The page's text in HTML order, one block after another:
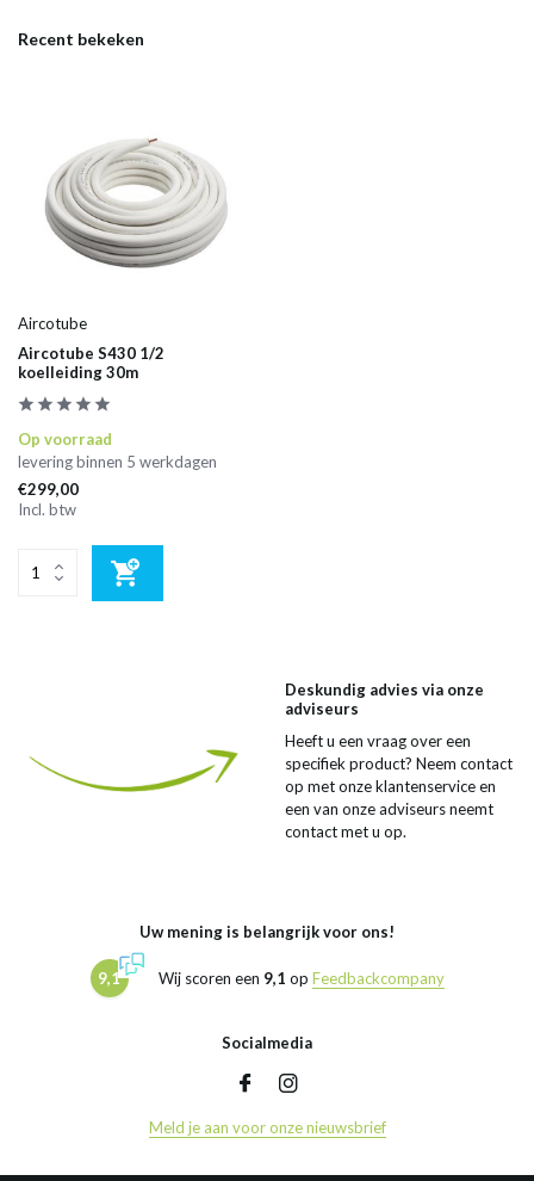
Recent bekeken
Aircotube
Aircotube S430 1/2
koelleiding 30m
Op voorraad
levering binnen 5 werkdagen
€299,00
Incl. btw
Deskundig advies via onze
adviseurs
Heeft u een vraag over een
specifiek product? Neem contact
op met onze klantenservice en
een van onze adviseurs neemt
contact met u op.
Uw mening is belangrijk voor ons!
9,1 Wij scoren een 9,1 op Feedbackcompany
Socialmedia
Meld je aan voor onze nieuwsbrief